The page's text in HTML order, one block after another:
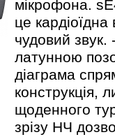
мікрофона.
це
чудовий звук.
латунною
діаграма
конструкція,
щоденного
зрізу НЧ